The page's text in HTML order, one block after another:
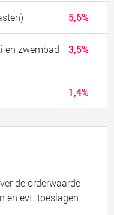
5,6%
3,5%
en zwembad
1,4%
de orderwaarde
en evt. toeslagen